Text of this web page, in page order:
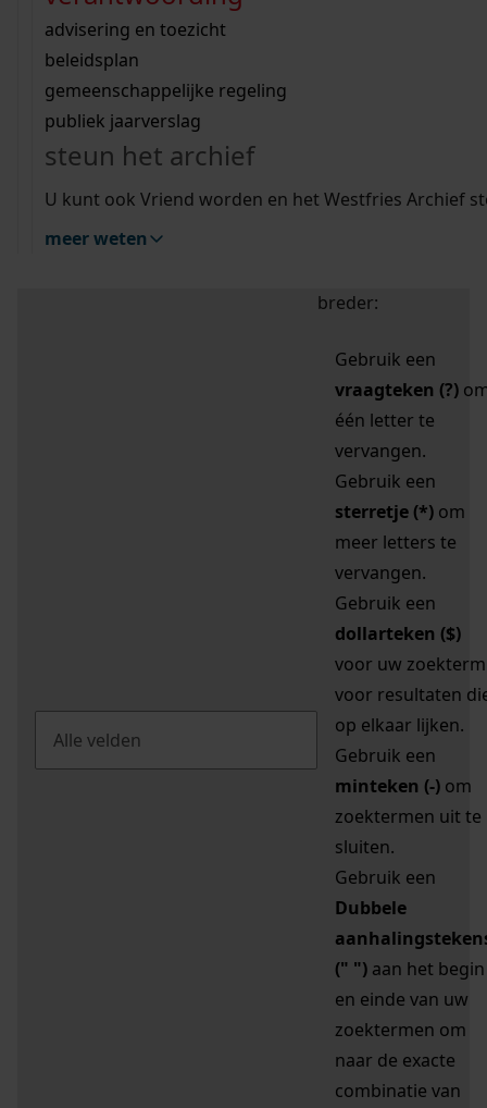
bouwvergunningen
omgevingsvergunningen
vergunningen
beeld en geluid
uitleg nodig?
Wij helpen u op weg met een aantal zoektips.
bekijk alle zoektips
Wij helpen u op weg met een aantal zoektips.
bekijk alle zoektips
bekijk ons geschiedenislokaal
advisering en toezicht
beleidsplan
gemeenschappelijke regeling
publiek jaarverslag
steun het archief
U kunt ook Vriend worden en het Westfries Archief
meer weten
zoektips
Mijn Studiezaal (inloggen)
uw zoekopdracht te
breder:
Gebruik een
vraagteken (?)
één letter te
vervangen.
Gebruik een
sterretje (*) om
meer letters te
vervangen.
Gebruik een
dollarteken ($)
voor uw zoekterm
voor resultaten
op elkaar lijken.
Gebruik een
minteken (-) om
zoektermen uit te
sluiten.
Gebruik een
Dubbele
(" ") aan het begin
en einde van uw
zoektermen om
naar de exacte
combinatie van